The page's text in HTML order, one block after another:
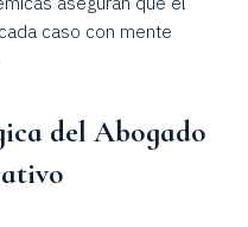
caso con mente
del Abogado